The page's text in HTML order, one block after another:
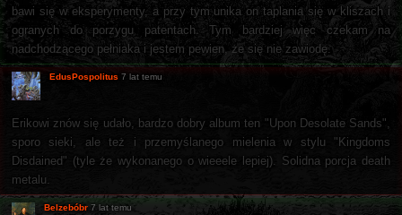
bawi się w eksperymenty, a przy tym unika on taplania się w kliszach i
ogranych do porzygu patentach. Tym bardziej więc czekam na
nadchodzącego pełniaka i jestem pewien, że się nie zawiodę.
EdusPospolitus 7 lat temu
Erikowi znów się udało, bardzo dobry album ten "Upon Desolate Sands",
sporo sieki, ale też i przemyślanego mielenia w stylu "Kingdoms
Disdained" (tyle że wykonanego o wieeele lepiej). Solidna porcja death
metalu.
Belzebóbr 7 lat temu